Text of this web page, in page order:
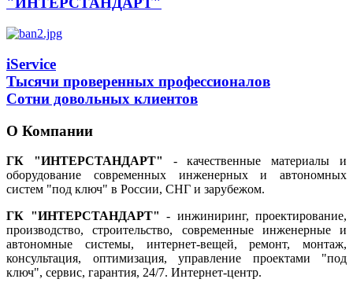
iService
Тысячи проверенных профессионалов
Сотни довольных клиентов
О Компании
ГК "ИНТЕРСТАНДАРТ"
- качественные материалы и
оборудование современных инженерных и автономных
систем "под ключ" в России, СНГ и зарубежом.
ГК "ИНТЕРСТАНДАРТ" - инжиниринг, проектирование,
производство, строительство, современные инженерные и
автономные системы, интернет-вещей, ремонт, монтаж,
консультация, оптимизация, управление проектами "под
ключ", сервис, гарантия, 24/7. Интернет-центр.